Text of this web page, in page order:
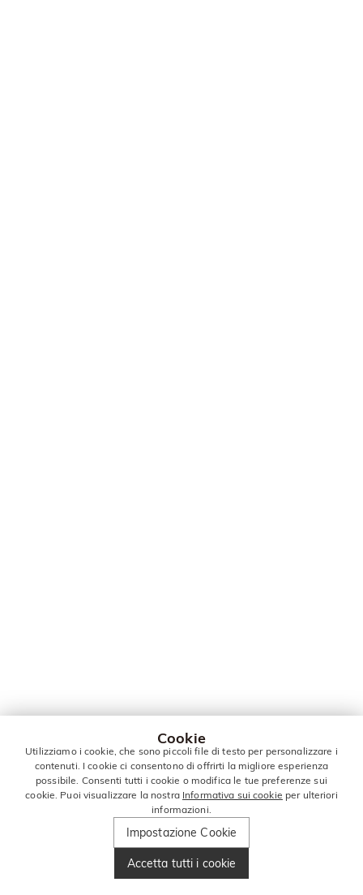
Cookie
Utilizziamo i cookie, che sono piccoli file di testo per personalizzare i
contenuti. I cookie ci consentono di offrirti la migliore esperienza
possibile. Consenti tutti i cookie o modifica le tue preferenze sui
cookie. Puoi visualizzare la nostra Informativa sui cookie per ulteriori
informazioni.
Impostazione Cookie
Accetta tutti i cookie